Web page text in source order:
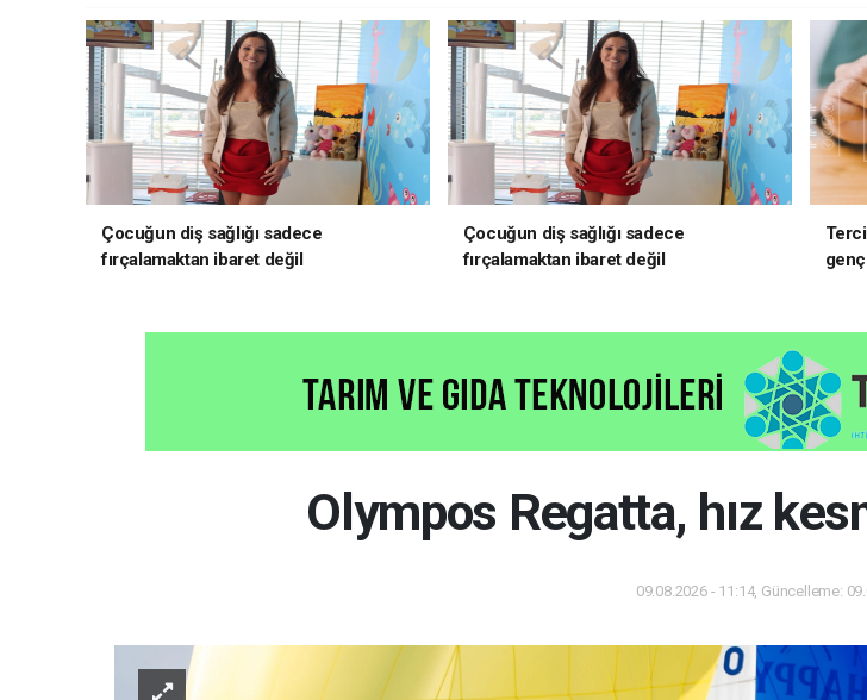
Çocuğun diş sağlığı sadece
fırçalamaktan ibaret değil
Çocuğun diş sağlığı sadece
fırçalamaktan ibaret değil
Olympos Regatta, hız
09.08.2026 - 11:14, Güncelleme: